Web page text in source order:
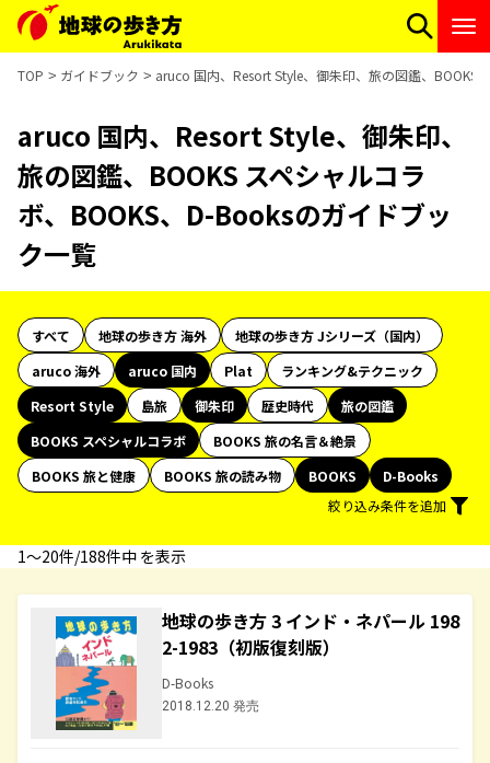
TOP ガイドブック aruco 国内、Resort Style、御朱印、旅の図鑑、BOOKS
aruco 国内、Resort Style、御朱印、
旅の図鑑、BOOKS スペシャルコラ
ボ、BOOKS、D-Booksのガイドブッ
ク一覧
すべて 地球の歩き方 海外
地球の歩き方 Jシリーズ（国内）
aruco 海外
aruco 国内 Plat
ランキング&テクニック
Resort Style
島旅 御朱印 歴史時代
旅の図鑑
BOOKS スペシャルコラボ
BOOKS 旅の名言＆絶景
BOOKS 旅と健康
BOOKS 旅の読み物 BOOKS
D-Books
絞り込み条件を追加
1〜20件/188件中 を表示
地球の歩き方 3 インド・ネパール 198
2-1983（初版復刻版）
D-Books
2018.12.20 発売